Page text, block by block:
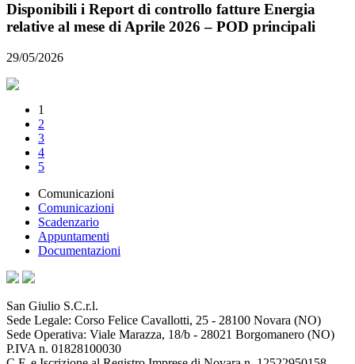
Disponibili i Report di controllo fatture Energia
relative al mese di Aprile 2026 – POD principali
29/05/2026
1
2
3
4
5
Comunicazioni
Comunicazioni
Scadenzario
Appuntamenti
Documentazioni
San Giulio S.C.r.l.
Sede Legale: Corso Felice Cavallotti, 25 - 28100 Novara (NO)
Sede Operativa: Viale Marazza, 18/b - 28021 Borgomanero (NO)
P.IVA n. 01828100030